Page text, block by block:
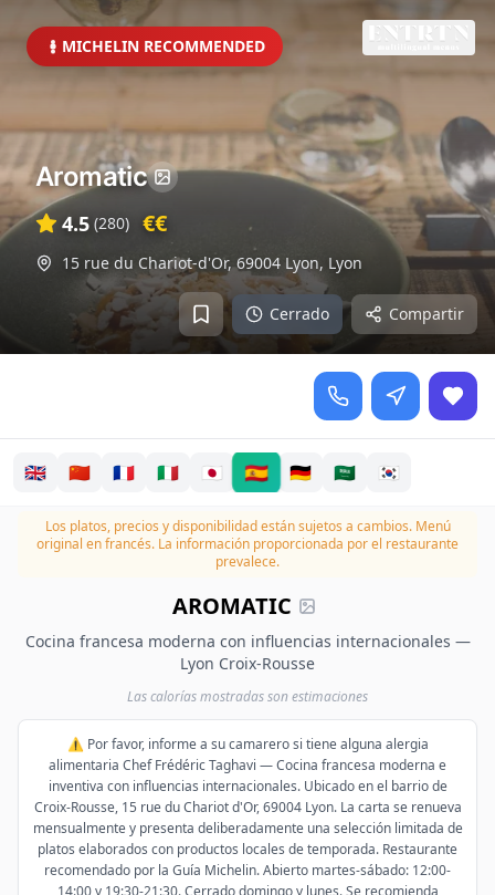
MICHELIN RECOMMENDED
Cerrado Compartir
Aromatic
4.5 (280) €€
15 rue du Chariot-d'Or, 69004 Lyon, Lyon
🇬🇧 🇨🇳 🇫🇷 🇮🇹 🇯🇵 🇪🇸 🇩🇪 🇸🇦 🇰🇷
Los platos, precios y disponibilidad están sujetos a cambios.Menú
original en francés. La información proporcionada por el restaurante
prevalece.
AROMATIC
Cocina francesa moderna con influencias internacionales —
Lyon Croix-Rousse
Las calorías mostradas son estimaciones
⚠️ Por favor, informe a su camarero si tiene alguna alergia
alimentaria Chef Frédéric Taghavi — Cocina francesa moderna e
inventiva con influencias internacionales. Ubicado en el barrio de
Croix-Rousse, 15 rue du Chariot d'Or, 69004 Lyon. La carta se renueva
mensualmente y presenta deliberadamente una selección limitada de
platos elaborados con productos locales de temporada. Restaurante
recomendado por la Guía Michelin. Abierto martes-sábado: 12:00-
14:00 y 19:30-21:30. Cerrado domingo y lunes. Se recomienda